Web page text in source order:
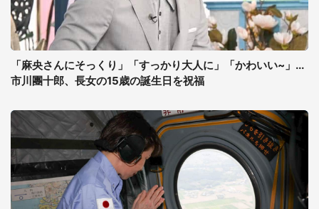
「麻央さんにそっくり」「すっかり大人に」「かわいい~」...
市川團十郎、長女の15歳の誕生日を祝福